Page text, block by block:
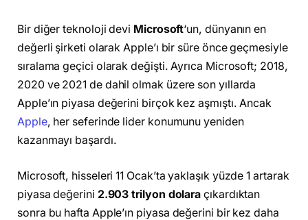
Bir diğer teknoloji devi Microsoft‘un, dünyanın en
değerli şirketi olarak Apple’ı bir süre önce geçmesiyle
sıralama geçici olarak değişti. Ayrıca Microsoft; 2018,
2020 ve 2021 de dahil olmak üzere son yıllarda
Apple’ın piyasa değerini birçok kez aşmıştı. Ancak
Apple, her seferinde lider konumunu yeniden
kazanmayı başardı.
Microsoft, hisseleri 11 Ocak’ta yaklaşık yüzde 1 artarak
piyasa değerini 2.903 trilyon dolara çıkardıktan
sonra bu hafta Apple’ın piyasa değerini bir kez daha